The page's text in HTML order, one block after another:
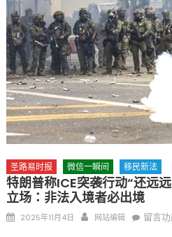
园“中华日三十周年特别报道（五
筝声与琴韵交汇：刘励(Li
与钢琴的精彩对话
圣路易时报 微信一瞬间 移民新法
特朗普称ICE突袭行动“还远
立场：非法入境者必出境
Posted
2025年11月4日 Author
网站编辑
在
留言